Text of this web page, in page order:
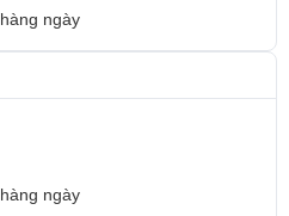
hàng ngày
hàng ngày